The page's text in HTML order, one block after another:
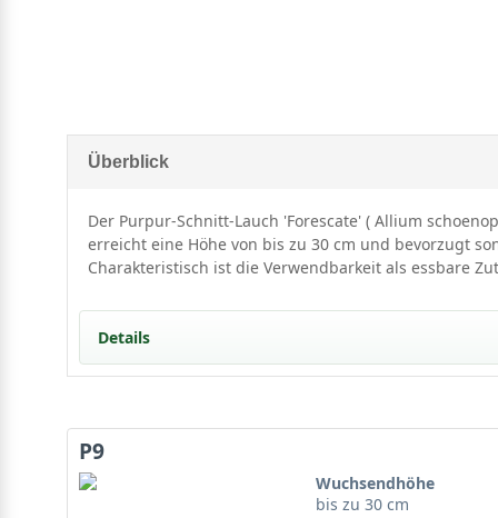
Überblick
Der Purpur-Schnitt-Lauch 'Forescate' ( Allium
erreicht eine Höhe von bis zu 30 cm und bevorzugt
Charakteristisch ist die Verwendbarkeit als essbare
Details
Allium schoenoprasum 'Forescate' – Ein Portrait
Herkunft und Verbreitung
Standort und Boden
Ansprüche von Purpur-Schnitt-Lauch 'Forescate'
P9
Wuchsendhöhe
bis zu 30 cm